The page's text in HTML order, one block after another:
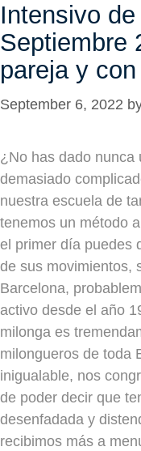
Intensivo
Septiembre
pareja y
September 6, 2022
¿No has dado nunca
demasiado
nuestra escuela de
tenemos un método
el primer día puedes
de sus movimientos,
Barcelona,
activo desde el año
milonga es
milongueros de toda
inigualable, nos
de poder decir que
desenfadada y
recibimos más a